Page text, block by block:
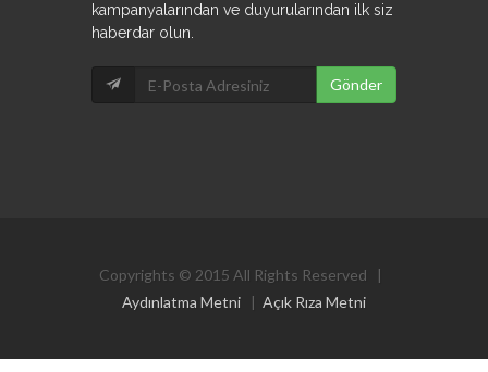
kampanyalarından ve duyurularından ilk siz
haberdar olun.
Copyrights © 2015 All Rights Reserved |
Aydınlatma Metni | Açık Rıza Metni